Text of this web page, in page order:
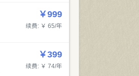
￥999
续费: ￥ 65/年
￥399
续费: ￥ 74/年